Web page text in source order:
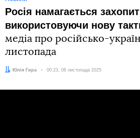
Росія намагається
використовуючи нову
медіа про російсько-
листопада
Автор:Юлія Гира Дата:
00:23, 06 листопада 2025